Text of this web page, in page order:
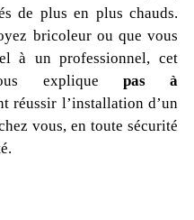
de plus en plus chauds.
bricoleur ou que vous
à un professionnel, cet
explique pas à
réussir l’installation d’un
vous, en toute sécurité